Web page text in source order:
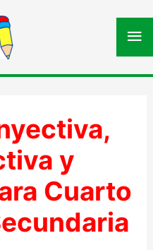
y
Cuarto